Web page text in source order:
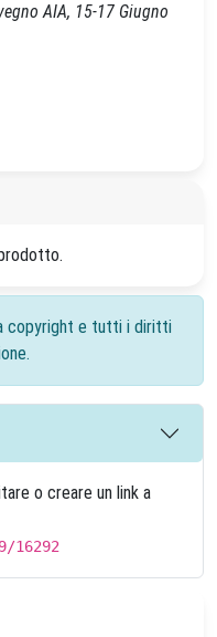
AIA, 15-17 Giugno
copyright e tutti i diritti
o creare un link a
16292